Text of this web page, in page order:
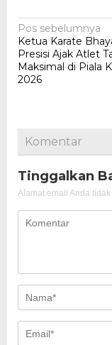
Navigasi
pos
Pos sebelumnya
Ketua Karate
Presisi Ajak Atlet
Maksimal di Piala
2026
Komentar
Tinggalkan
Alamat email Anda